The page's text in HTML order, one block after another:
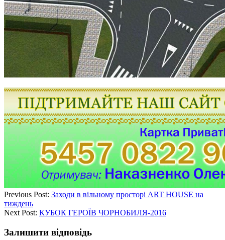
Previous Post: Заходи в вільному просторі ART HOUSE на
тиждень
Next Post: КУБОК ГЕРОЇВ ЧОРНОБИЛЯ-2016
Залишити відповідь